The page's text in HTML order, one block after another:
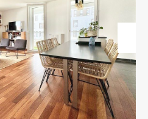
Next